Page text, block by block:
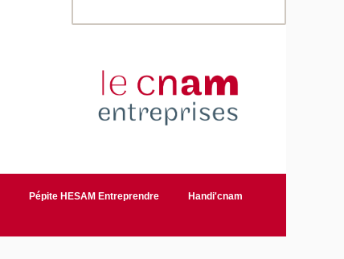
Pépite HESAM Entreprendre
Handi'cnam